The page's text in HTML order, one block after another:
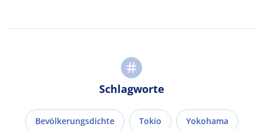
Schlagworte
Bevölkerungsdichte Tokio Yokohama